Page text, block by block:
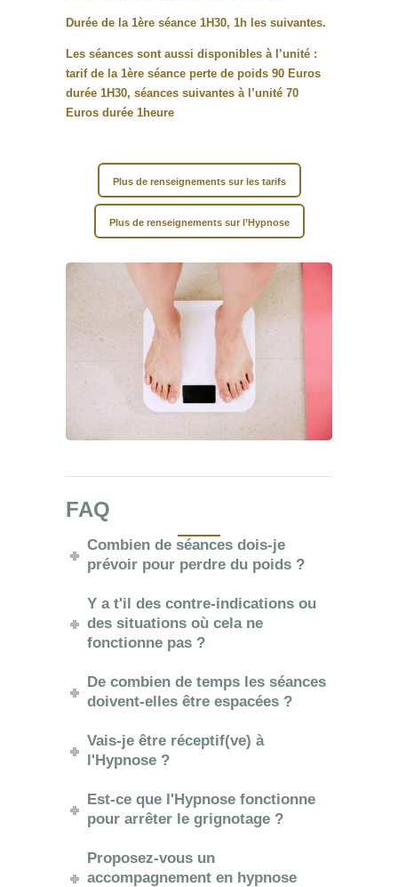
Durée de la 1ère séance 1H30, 1h les suivantes.
Les séances sont aussi disponibles à l’unité :
tarif de la 1ère séance perte de poids 90 Euros
durée 1H30, séances suivantes à l’unité 70
Euros durée 1heure
Plus de renseignements sur les tarifs
Plus de renseignements sur l’Hypnose
FAQ
Combien de séances dois-je
prévoir pour perdre du poids ?
Y a t'il des contre-indications ou
des situations où cela ne
fonctionne pas ?
De combien de temps les séances
doivent-elles être espacées ?
Vais-je être réceptif(ve) à
l'Hypnose ?
Est-ce que l'Hypnose fonctionne
pour arrêter le grignotage ?
Proposez-vous un
accompagnement en hypnose